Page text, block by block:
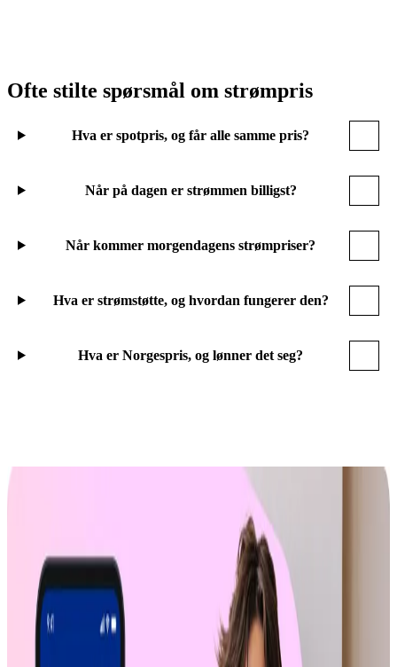
Ofte stilte spørsmål om strømpris
Hva er spotpris, og får alle samme pris?
Når på dagen er strømmen billigst?
Når kommer morgendagens strømpriser?
Hva er strømstøtte, og hvordan fungerer den?
Hva er Norgespris, og lønner det seg?